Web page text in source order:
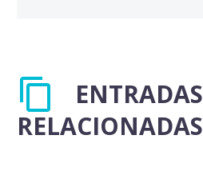
ENTRADAS
RELACIONADAS